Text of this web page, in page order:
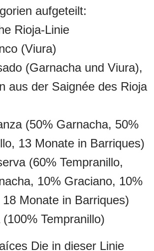
aufgeteilt:
Rioja-Linie
(Viura)
(Garnacha und Viura),
aus der Saignée des Rioja
(50% Garnacha, 50%
13 Monate in Barriques)
(60% Tempranillo,
10% Graciano, 10%
18 Monate in Barriques)
Tempranillo)
Die in dieser Linie